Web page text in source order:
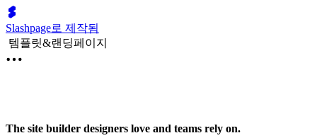
Slashpage로 제작됨
템플릿&랜딩페이지
The site builder designers love and teams rely on.